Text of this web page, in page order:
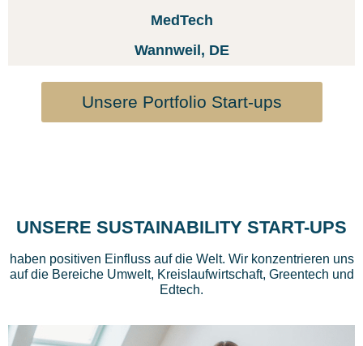
MedTech
Wannweil, DE
Unsere Portfolio Start-ups
UNSERE SUSTAINABILITY START-UPS
haben positiven Einfluss auf die Welt. Wir konzentrieren uns
auf die Bereiche Umwelt, Kreislaufwirtschaft, Greentech und
Edtech.